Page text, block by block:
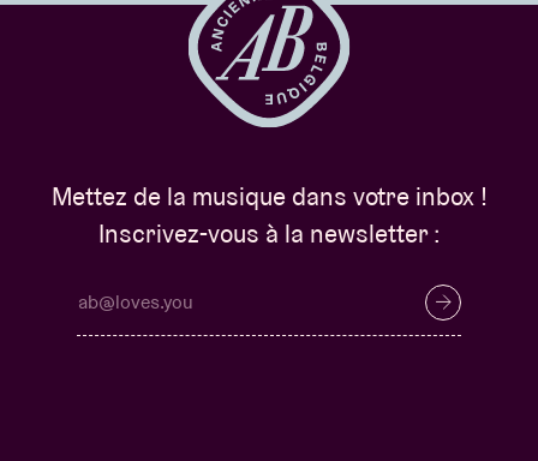
Mettez de la musique dans votre inbox !
Inscrivez-vous à la newsletter :